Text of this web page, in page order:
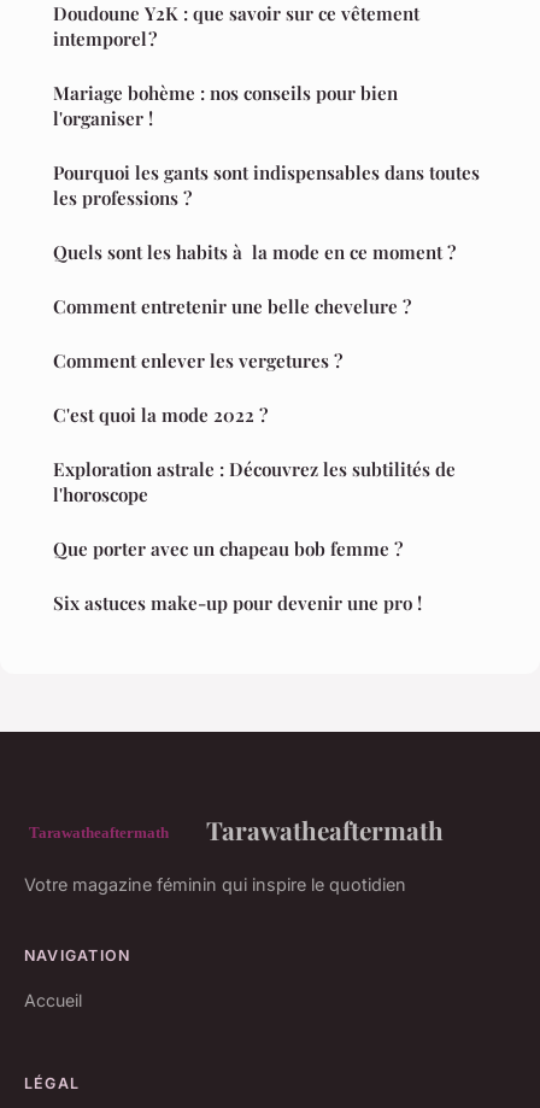
Doudoune Y2K : que savoir sur ce vêtement
intemporel ?
Mariage bohème : nos conseils pour bien
l'organiser !
Pourquoi les gants sont indispensables dans toutes
les professions ?
Quels sont les habits à la mode en ce moment ?
Comment entretenir une belle chevelure ?
Comment enlever les vergetures ?
C'est quoi la mode 2022 ?
Exploration astrale : Découvrez les subtilités de
l'horoscope
Que porter avec un chapeau bob femme ?
Six astuces make-up pour devenir une pro !
Tarawatheaftermath
Votre magazine féminin qui inspire le quotidien
NAVIGATION
Accueil
LÉGAL